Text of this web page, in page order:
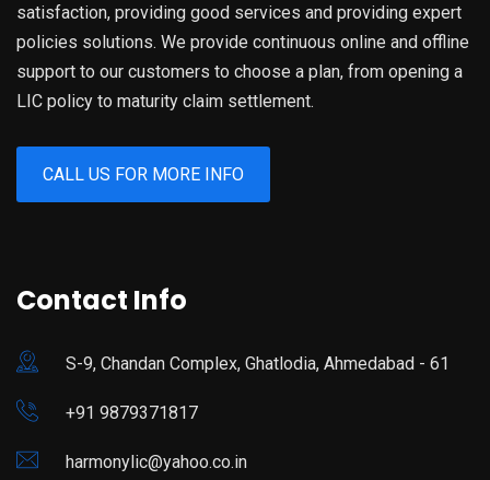
satisfaction, providing good services and providing expert
policies solutions. We provide continuous online and offline
support to our customers to choose a plan, from opening a
LIC policy to maturity claim settlement.
CALL US FOR MORE INFO
Contact Info
S-9, Chandan Complex, Ghatlodia, Ahmedabad - 61
+91 9879371817
harmonylic@yahoo.co.in